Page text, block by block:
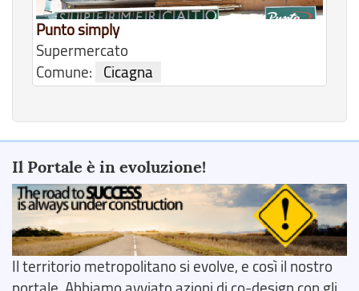
Punto simply
Supermercato
Comune:
Cicagna
Il Portale è in evoluzione!
Il territorio metropolitano si evolve, e così il nostro